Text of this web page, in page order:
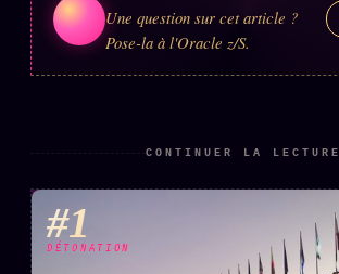
Une question sur cet article ?
Pose-la à l'Oracle z/S.
CONTINUER LA LECTURE
#1
DÉTONATION